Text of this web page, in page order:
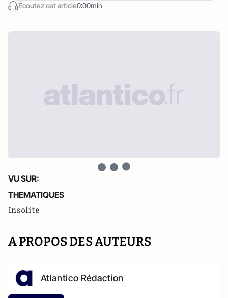
Écoutez cet article0:00min
VU SUR:
THEMATIQUES
Insolite
A PROPOS DES AUTEURS
Atlantico Rédaction